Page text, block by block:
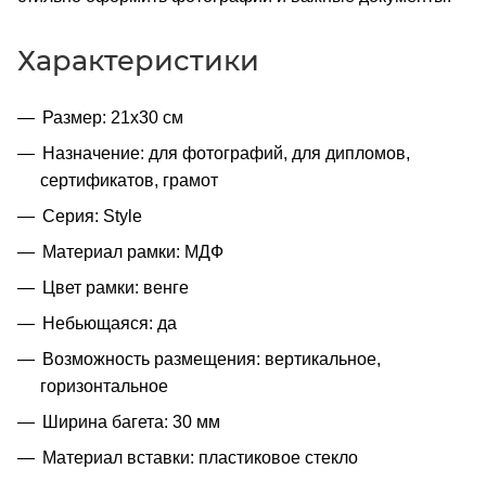
Характеристики
Размер: 21х30 см
Назначение: для фотографий, для дипломов,
сертификатов, грамот
Серия: Style
Материал рамки: МДФ
Цвет рамки: венге
Небьющаяся: да
Возможность размещения: вертикальное,
горизонтальное
Ширина багета: 30 мм
Материал вставки: пластиковое стекло